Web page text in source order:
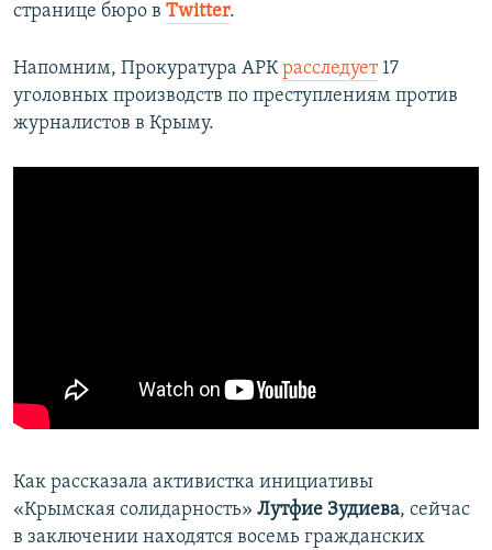
странице бюро в Twitter.
Напомним, Прокуратура АРКрасследует17
уголовных производств по преступлениям против
журналистов в Крыму.
Как рассказала активистка инициативы
«Крымская солидарность» Лутфие Зудиева, сейчас
в заключении находятся восемь гражданских